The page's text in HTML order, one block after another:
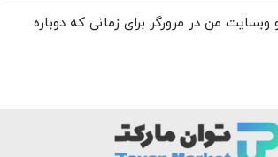
وبسایت من در مرورگر برای زمانی که دوباره